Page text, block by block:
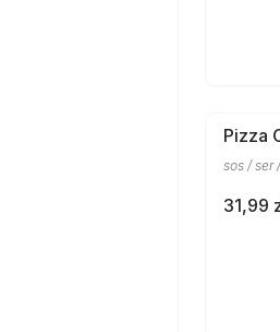
Pizza
sos / ser
31,99